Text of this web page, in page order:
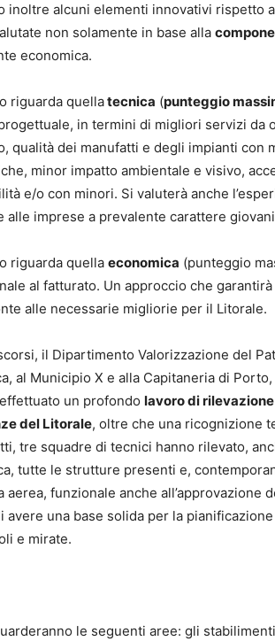
inoltre alcuni elementi innovativi rispetto
non solamente in base alla
economica.
riguarda quellatecnica (punteggio
in termini di migliori servizi da
qualità dei manufatti e degli impianti con
minor impatto ambientale e visivo,
e/o con minori. Si valuterà anche
alle imprese a prevalente carattere
riguarda quella economica (punteggio
al fatturato. Un approccio che
alle necessarie migliorie per il Litorale.
il Dipartimento Valorizzazione del
al Municipio X e alla Capitaneria di
un profondo lavoro di
del Litorale, oltre che una ricognizione
tre squadre di tecnici hanno rilevato,
tutte le strutture presenti e,
aerea, funzionale anche all’approvazione
avere una base solida per la
e mirate.
le seguenti aree: gli stabilimenti